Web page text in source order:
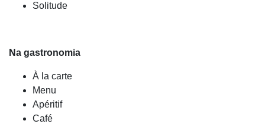
Solitude
Na gastronomia
À la carte
Menu
Apéritif
Café